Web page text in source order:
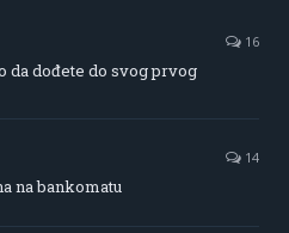
16
da dođete do svog prvog
14
na bankomatu